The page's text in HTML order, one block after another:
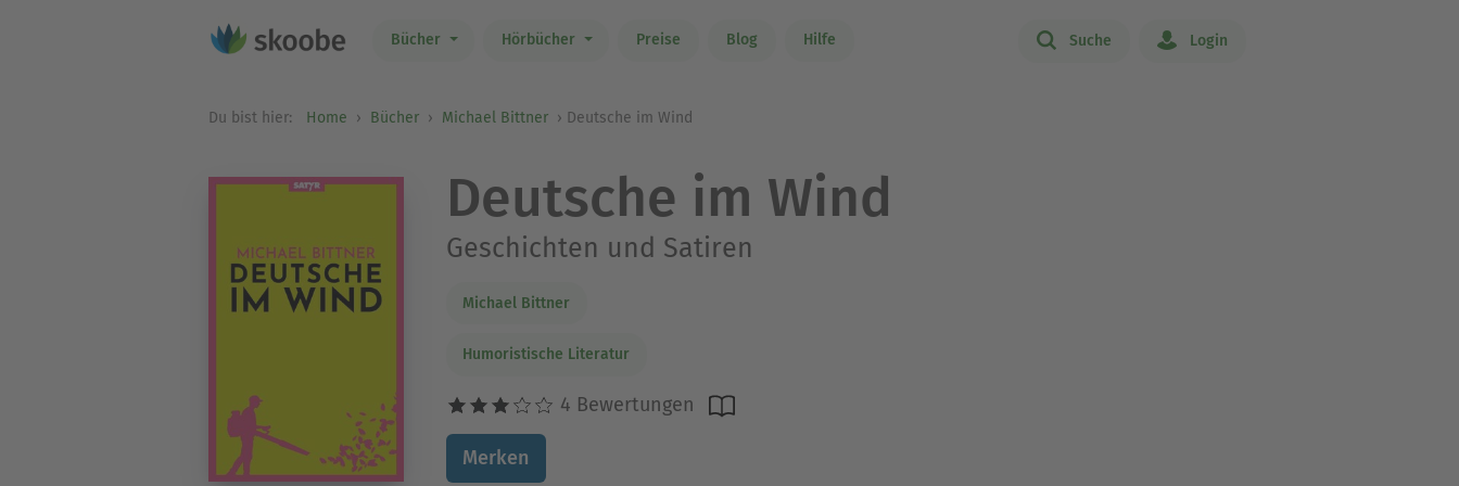
Bücher Hörbücher Preise Blog Hilfe Suche Login
Du bist hier: Home Bücher Michael Bittner Deutsche im Wind
Deutsche im Wind
Geschichten und Satiren
Michael Bittner
Humoristische Literatur
4 Bewertungen
Merken